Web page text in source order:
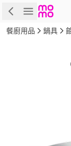
商品
餐廚用品 鍋具